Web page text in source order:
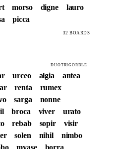
morso digne
lauro
picca
32 BOARDS
DUOTRIGORDLE
urceo algia
antea
renta
rumex
sarga
nonne
broca viver
urato
rebab sopir
visir
solen nihil
nimbo
myase borra